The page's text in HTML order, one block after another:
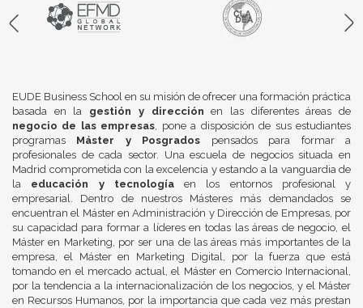
EUDE Business School en su misión de ofrecer una formación práctica
basada en la gestión y dirección en las diferentes áreas de
negocio de las empresas, pone a disposición de sus estudiantes
programas Máster y Posgrados pensados para formar a
profesionales de cada sector. Una escuela de negocios situada en
Madrid comprometida con la excelencia y estando a la vanguardia de
la educación y tecnologíaen los entornos profesional y
empresarial. Dentro de nuestros Másteres más demandados se
encuentran el Máster en Administración y Dirección de Empresas, por
su capacidad para formar a líderes en todas las áreas de negocio, el
Máster en Marketing, por ser una de las áreas más importantes de la
empresa, el Máster en Marketing Digital, por la fuerza que está
tomando en el mercado actual, el Máster en Comercio Internacional,
por la tendencia a la internacionalización de los negocios, y el Máster
en Recursos Humanos, por la importancia que cada vez más prestan